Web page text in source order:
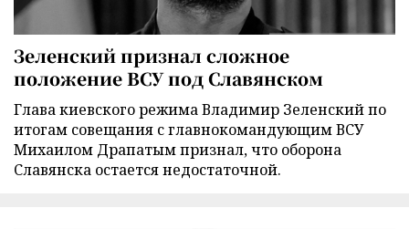
Зеленский признал сложное
положение ВСУ под Славянском
Глава киевского режима Владимир Зеленский по
итогам совещания с главнокомандующим ВСУ
Михаилом Драпатым признал, что оборона
Славянска остается недостаточной.